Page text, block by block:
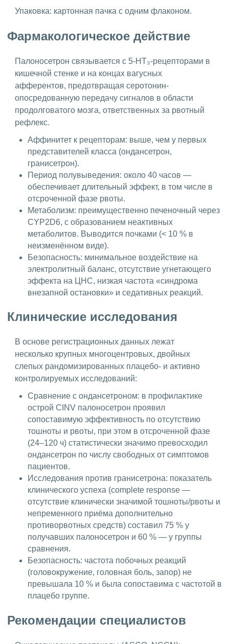
Упаковка: картонная пачка с одним флаконом.
Фармакологическое действие
Палоносетрон связывается с 5-HT₃-рецепторами в
кишечной стенке и на концах вагусных
афферентов, предотвращая серотонин-
опосредованную передачу сигналов в области
продолговатого мозга, ответственных за рвотный
рефлекс.
Аффинитет к рецепторам: выше, чем у первых
представителей класса (ондансетрон,
гранисетрон).
Период полувыведения: около 40 часов —
обеспечивает длительный эффект, в том числе в
отсроченной фазе рвоты.
Метаболизм: преимущественно печеночный через
CYP2D6, с образованием неактивных
метаболитов. Выводится почками (< 10 % в
неизменённом виде).
Безопасность: минимальное воздействие на
электролитный баланс, отсутствие угнетающего
эффекта на ЦНС, низкая частота «синдрома
внезапной остановки» и седативных реакций.
Клинические исследования
В основе регистрационных данных лежат
несколько крупных многоцентровых, двойных
слепых рандомизированных плацебо- и активно
контролируемых исследований:
Сравнение с ондансетроном: в профилактике
острой CINV палоносетрон проявил
сопоставимую эффективность по отсутствию
тошноты и рвоты, при этом в отсроченной фазе
(24–120 ч) статистически значимо превосходил
ондансетрон по числу свободных от симптомов
пациентов.
Исследования против гранисетрона: показатель
клинического успеха (complete response —
отсутствие клинически значимой тошноты/рвоты и
непременного приёма дополнительно
противорвотных средств) составил 75 % у
получавших палоносетрон и 60 % — у группы
сравнения.
Безопасность: частота побочных реакций
(головокружение, головная боль, запор) не
превышала 10 % и была сопоставима с частотой в
плацебо группе.
Рекомендации специалистов